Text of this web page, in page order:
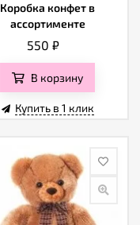
Коробка конфет в
ассортименте
550 ₽
В корзину
Купить в 1 клик